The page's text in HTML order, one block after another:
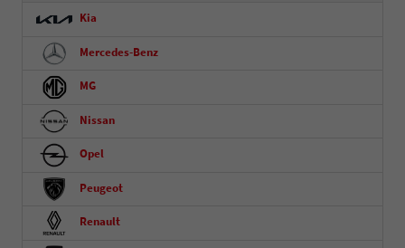
Kia
Mercedes-Benz
MG
Nissan
Opel
Peugeot
Renault